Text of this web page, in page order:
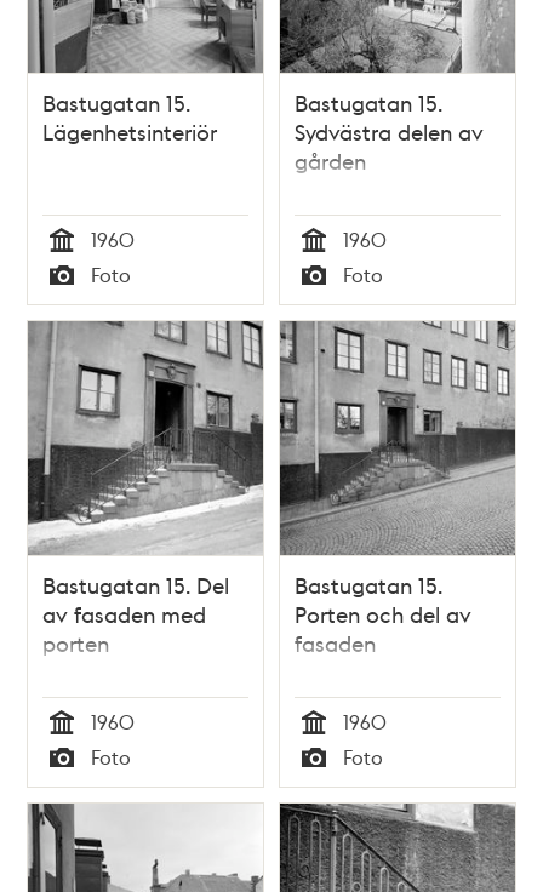
Bastugatan 15.
Lägenhetsinteriör
Tid
1960
Typ
Foto
Bastugatan 15.
Sydvästra delen av
gården
Tid
1960
Typ
Foto
Bastugatan 15. Del
av fasaden med
porten
Tid
1960
Typ
Foto
Bastugatan 15.
Porten och del av
fasaden
Tid
1960
Typ
Foto